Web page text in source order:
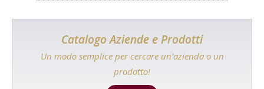
Catalogo Aziende e Prodotti
Un modo semplice per cercare un'azienda o un
prodotto!